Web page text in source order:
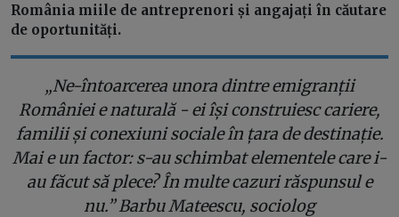
România miile de antreprenori și angajați în căutare
de oportunități.
„Ne-întoarcerea unora dintre emigranții
României e naturală - ei își construiesc cariere,
familii și conexiuni sociale în țara de destinație.
Mai e un factor: s-au schimbat elementele care i-
au făcut să plece? În multe cazuri răspunsul e
nu.” Barbu Mateescu, sociolog